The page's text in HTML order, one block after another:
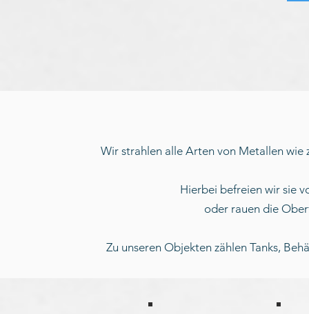
Wir strahlen alle Arten von Metallen wie
Hierbei befreien wir sie
oder rauen die
Zu unseren Objekten zählen Tanks,